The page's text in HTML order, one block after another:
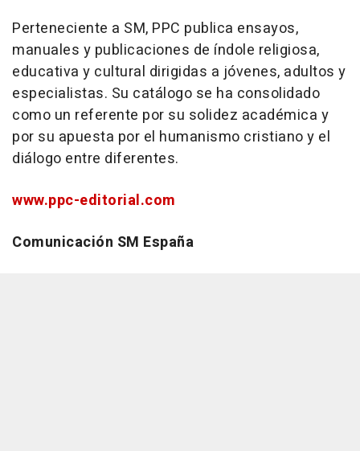
Perteneciente a SM, PPC publica ensayos,
manuales y publicaciones de índole religiosa,
educativa y cultural dirigidas a jóvenes, adultos y
especialistas. Su catálogo se ha consolidado
como un referente por su solidez académica y
por su apuesta por el humanismo cristiano y el
diálogo entre diferentes.
www.ppc-editorial.com
Comunicación SM España